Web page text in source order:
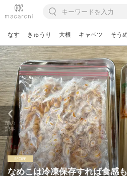
なす きゅうり 大根 キャベツ そう
なめこは冷凍保存すれば食感
前の
記事